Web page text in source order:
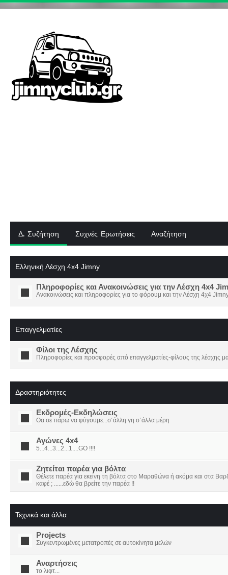
Δ. Συζήτηση Συχνές Ερωτήσεις Αναζήτηση
Ελληνική Λέσχη 4x4 Jimny
Πληροφορίες και Ανακοινώσεις για την Λέσχη 4x4
Ανακοινώσεις και πληροφορίες για το φόρουμ και την Λέσχη 4χ4
Επαγγελματίες
Φίλοι της Λέσχης
Πληροφορίες και προσφορές από επαγγελματίες-φίλους της λέσχης
Δραστηριότητες
Εκδρομές-Εκδηλώσεις
Θα σε πάρω να φύγουμε...σ΄άλλη γη σ΄άλλα μέρη
Αγώνες 4x4
5...4...3...2...1....GO !!!!
Ζητείται παρέα για βόλτα
Θέλετε παρέα για εκείνη τη βόλτα στο Μαραθώνα ή ακόμα και στα
καφέ ; ......εδώ θα βρείτε την παρέα !!
Τεχνικά και άλλα
Projects
Συγκεντρωμένες μετατροπές σε αυτοκίνητα μελών
Αναρτήσεις
το λιφτ...